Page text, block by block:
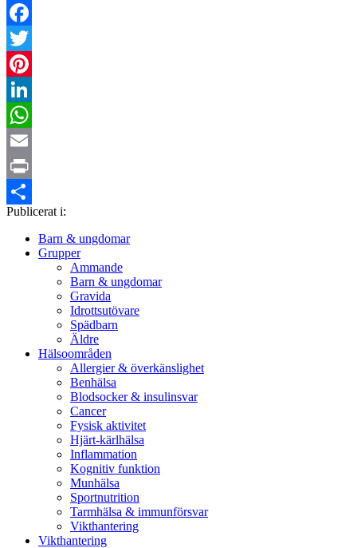
Facebook
Twitter
Pinterest
LinkedIn
WhatsApp
Email
Print
Dela
Publicerat i:
Barn & ungdomar
Grupper
Ammande
Barn & ungdomar
Gravida
Idrottsutövare
Spädbarn
Äldre
Hälsoområden
Allergier & överkänslighet
Benhälsa
Blodsocker & insulinsvar
Cancer
Fysisk aktivitet
Hjärt-kärlhälsa
Inflammation
Kognitiv funktion
Munhälsa
Sportnutrition
Tarmhälsa & immunförsvar
Vikthantering
Vikthantering